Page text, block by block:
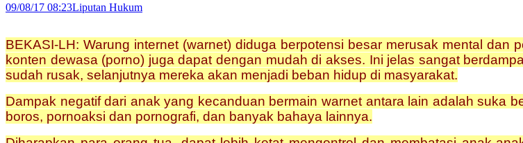
09/08/17 08:23Liputan Hukum
BEKASI-LH: Warung internet (warnet) diduga berpotensi besar merusak mental
konten dewasa (porno) juga dapat dengan mudah di akses. Ini jelas sangat
sudah rusak, selanjutnya mereka akan menjadi beban hidup di masyarakat.
Dampak negatif dari anak yang kecanduan bermain warnet antara lain adalah suka
boros, pornoaksi dan pornografi, dan banyak bahaya lainnya.